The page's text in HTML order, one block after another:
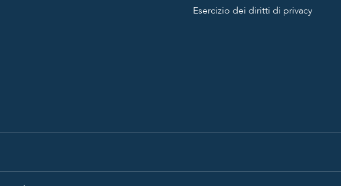
Esercizio dei diritti di privacy